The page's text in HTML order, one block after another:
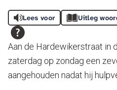
Lees voor Uitleg
Aan de Hardewikerstraat in
zaterdag op zondag een
aangehouden nadat hij